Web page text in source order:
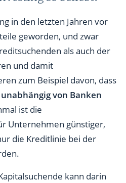
in den letzten Jahren vor
geworden, und zwar
als auch der
und damit
zum Beispiel davon, dass
von Banken
ist die
Unternehmen günstiger,
die Kreditlinie bei der
kann darin